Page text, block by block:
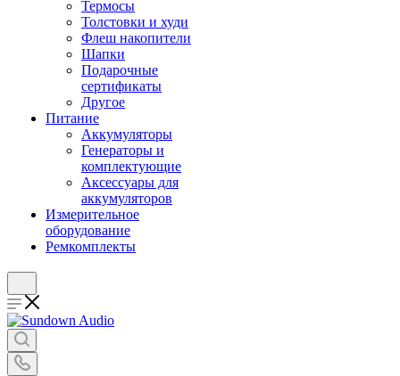
Термосы
Толстовки и худи
Флеш накопители
Шапки
Подарочные
сертификаты
Другое
Питание
Аккумуляторы
Генераторы и
комплектующие
Аксессуары для
аккумуляторов
Измерительное
оборудование
Ремкомплекты